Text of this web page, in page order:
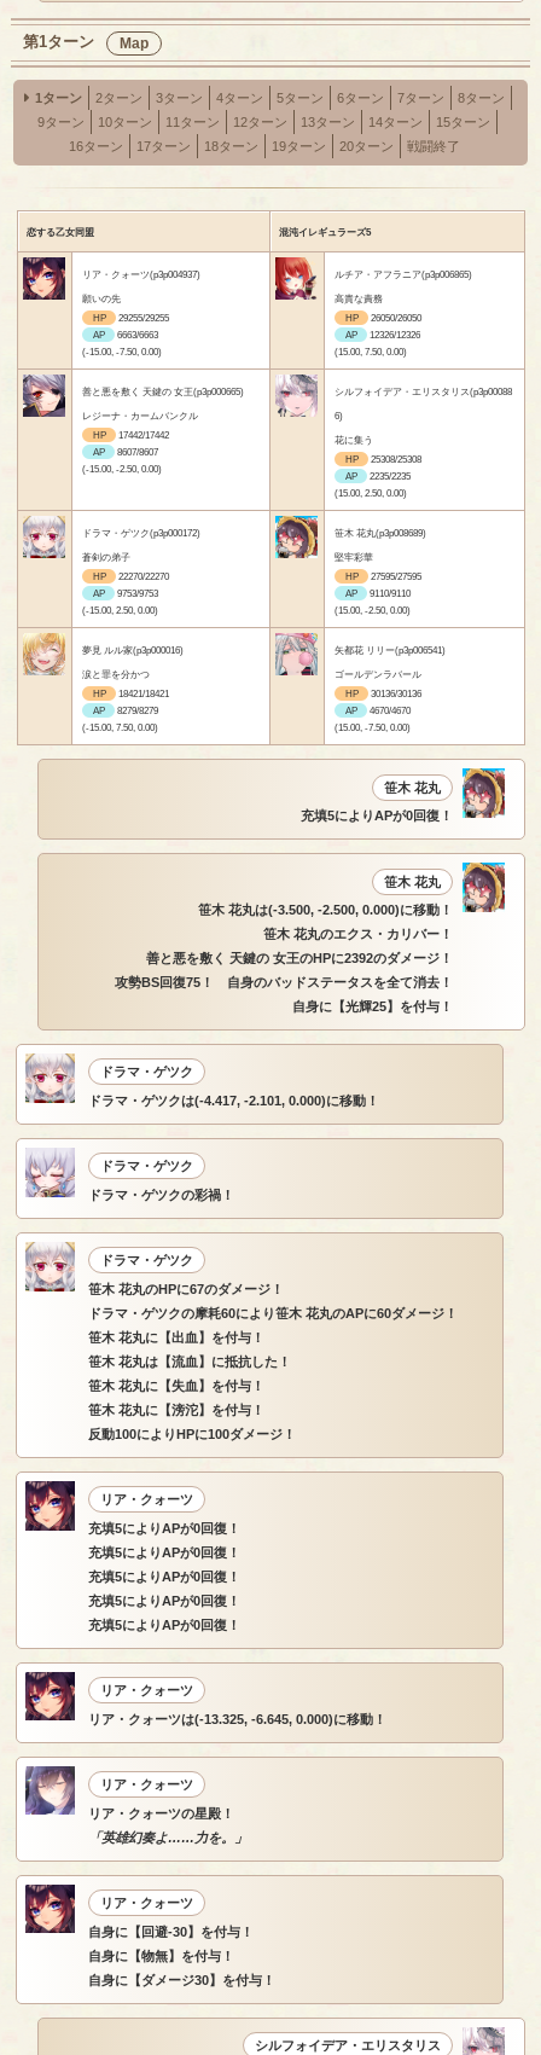
第1ターン Map
1ターン 2ターン 3ターン 4ターン 5ターン 6ターン 7ターン
8ターン
9ターン
10ターン 11ターン 12ターン 13ターン 14ターン
15ターン
16ターン
17ターン 18ターン 19ターン 20ターン 戦闘終了
恋する乙女同盟 混沌イレギュラーズ5
リア・クォーツ(p3p004937)
願いの先
HP
29255/29255
AP
6663/6663
(-15.00, -7.50, 0.00)
ルチア・アフラニア(p3p006865)
高貴な責務
HP
26050/26050
AP
12326/12326
(15.00, 7.50, 0.00)
善と悪を敷く 天鍵の 女王(p3p000665)
レジーナ・カームバンクル
HP
17442/17442
AP
8607/8607
(-15.00, -2.50, 0.00)
シルフォイデア・エリスタリス(p3p00088
6)
花に集う
HP
25308/25308
AP
2235/2235
(15.00, 2.50, 0.00)
ドラマ・ゲツク(p3p000172)
蒼剣の弟子
HP
22270/22270
AP
9753/9753
(-15.00, 2.50, 0.00)
笹木 花丸(p3p008689)
堅牢彩華
HP
27595/27595
AP
9110/9110
(15.00, -2.50, 0.00)
夢見 ルル家(p3p000016)
涙と罪を分かつ
HP
18421/18421
AP
8279/8279
(-15.00, 7.50, 0.00)
矢都花 リリー(p3p006541)
ゴールデンラバール
HP
30136/30136
AP
4670/4670
(15.00, -7.50, 0.00)
笹木 花丸
充填5によりAPが0回復！
笹木 花丸
笹木 花丸は(-3.500, -2.500, 0.000)に移動！
笹木 花丸のエクス・カリバー！
善と悪を敷く 天鍵の 女王のHPに2392のダメージ！
攻勢BS回復75！ 自身のバッドステータスを全て消去！
自身に【光輝25】を付与！
ドラマ・ゲツク
ドラマ・ゲツクは(-4.417, -2.101, 0.000)に移動！
ドラマ・ゲツク
ドラマ・ゲツクの彩禍！
ドラマ・ゲツク
笹木 花丸のHPに67のダメージ！
ドラマ・ゲツクの摩耗60により笹木 花丸のAPに60ダメージ！
笹木 花丸に【出血】を付与！
笹木 花丸は【流血】に抵抗した！
笹木 花丸に【失血】を付与！
笹木 花丸に【滂沱】を付与！
反動100によりHPに100ダメージ！
リア・クォーツ
充填5によりAPが0回復！
充填5によりAPが0回復！
充填5によりAPが0回復！
充填5によりAPが0回復！
充填5によりAPが0回復！
リア・クォーツ
リア・クォーツは(-13.325, -6.645, 0.000)に移動！
リア・クォーツ
リア・クォーツの星殿！
「英雄幻奏よ……力を。」
リア・クォーツ
自身に【回避-30】を付与！
自身に【物無】を付与！
自身に【ダメージ30】を付与！
シルフォイデア・エリスタリス